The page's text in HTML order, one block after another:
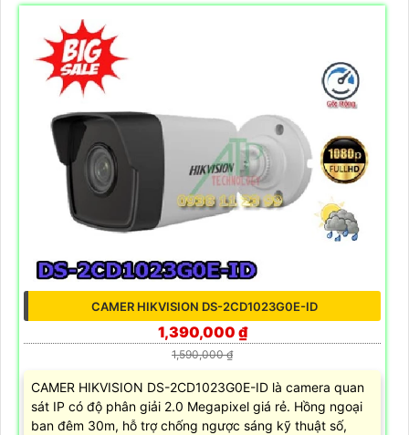
CAMER HIKVISION DS-2CD1023G0E-ID
1,390,000 ₫
1,590,000 ₫
CAMER HIKVISION DS-2CD1023G0E-ID là camera quan
sát IP có độ phân giải 2.0 Megapixel giá rẻ. Hồng ngoại
ban đêm 30m, hỗ trợ chống ngược sáng kỹ thuật số,